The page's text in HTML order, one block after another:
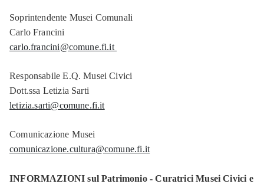
Soprintendente Musei Comunali
Carlo Francini
carlo.francini@comune.fi.it
Responsabile E.Q. Musei Civici
Dott.ssa Letizia Sarti
letizia.sarti@comune.fi.it
Comunicazione Musei
comunicazione.cultura@comune.fi.it
INFORMAZIONI sul Patrimonio - Curatrici Musei Civici e